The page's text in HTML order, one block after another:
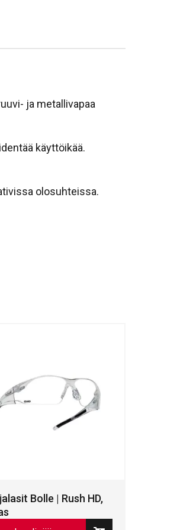
ja metallivapaa
käyttöikää.
olosuhteissa.
Bolle | Rush HD,